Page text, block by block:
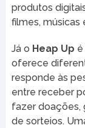
produtos
filmes, músicas
Já o Heap Up
oferece
responde às
entre receber
fazer doações,
de sorteios.